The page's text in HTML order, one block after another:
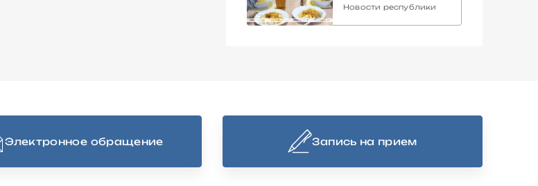
рассказали в
Новости республики
Электронное обращение Запись на прием